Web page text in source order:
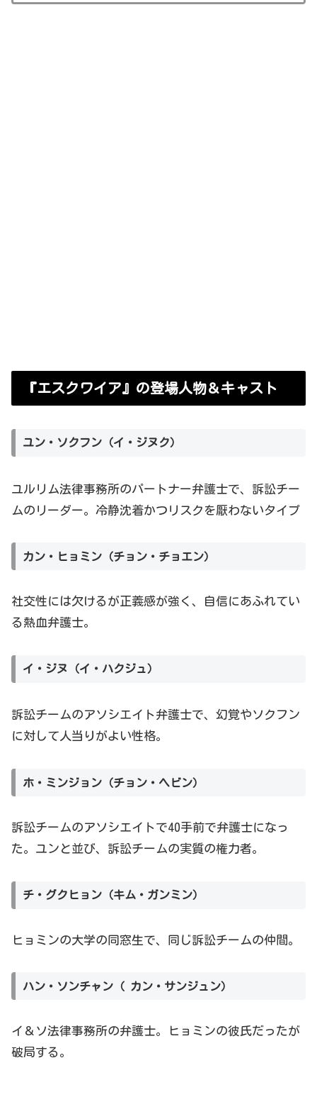
『エスクワイア』の登場人物＆キャスト
ユン・ソクフン（イ・ジヌク）
ユルリム法律事務所のパートナー弁護士で、訴訟チー
ムのリーダー。冷静沈着かつリスクを厭わないタイプ
カン・ヒョミン（チョン・チョエン）
社交性には欠けるが正義感が強く、自信にあふれてい
る熱血弁護士。
イ・ジヌ（イ・ハクジュ）
訴訟チームのアソシエイト弁護士で、幻覚やソクフン
に対して人当りがよい性格。
ホ・ミンジョン（チョン・ヘビン）
訴訟チームのアソシエイトで40手前で弁護士になっ
た。ユンと並び、訴訟チームの実質の権力者。
チ・グクヒョン（キム・ガンミン）
ヒョミンの大学の同窓生で、同じ訴訟チームの仲間。
ハン・ソンチャン（ カン・サンジュン）
イ＆ソ法律事務所の弁護士。ヒョミンの彼氏だったが
破局する。